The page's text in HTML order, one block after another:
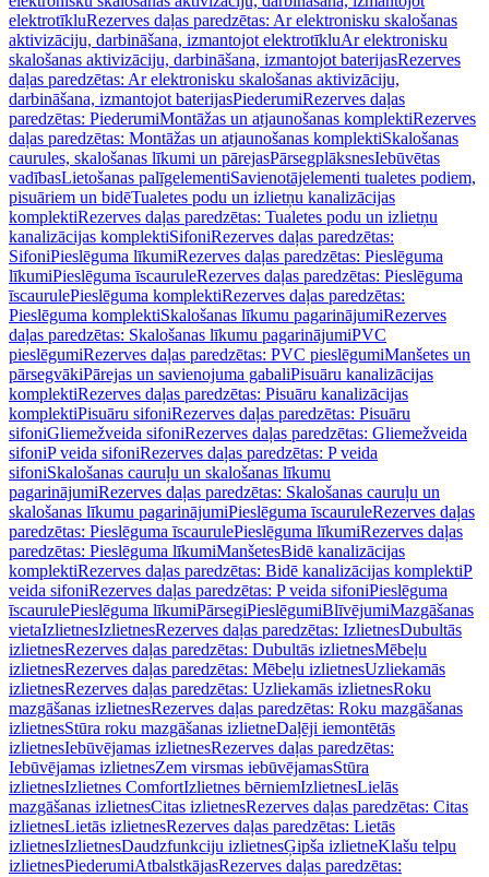
elektrotīkluRezerves daļas paredzētas: Ar elektronisku skalošanas
aktivizāciju, darbināšana, izmantojot elektrotīkluAr elektronisku
skalošanas aktivizāciju, darbināšana, izmantojot baterijasRezerves
daļas paredzētas: Ar elektronisku skalošanas aktivizāciju,
darbināšana, izmantojot baterijasPiederumiRezerves daļas
paredzētas: PiederumiMontāžas un atjaunošanas komplektiRezerves
daļas paredzētas: Montāžas un atjaunošanas komplektiSkalošanas
caurules, skalošanas līkumi un pārejasPārsegplāksnesIebūvētas
vadībasLietošanas palīgelementiSavienotājelementi tualetes podiem,
pisuāriem un bidēTualetes podu un izlietņu kanalizācijas
komplektiRezerves daļas paredzētas: Tualetes podu un izlietņu
kanalizācijas komplektiSifoniRezerves daļas paredzētas:
SifoniPieslēguma līkumiRezerves daļas paredzētas: Pieslēguma
līkumiPieslēguma īscauruleRezerves daļas paredzētas: Pieslēguma
īscaurulePieslēguma komplektiRezerves daļas paredzētas:
Pieslēguma komplektiSkalošanas līkumu pagarinājumiRezerves
daļas paredzētas: Skalošanas līkumu pagarinājumiPVC
pieslēgumiRezerves daļas paredzētas: PVC pieslēgumiManšetes un
pārsegvākiPārejas un savienojuma gabaliPisuāru kanalizācijas
komplektiRezerves daļas paredzētas: Pisuāru kanalizācijas
komplektiPisuāru sifoniRezerves daļas paredzētas: Pisuāru
sifoniGliemežveida sifoniRezerves daļas paredzētas: Gliemežveida
sifoniP veida sifoniRezerves daļas paredzētas: P veida
sifoniSkalošanas cauruļu un skalošanas līkumu
pagarinājumiRezerves daļas paredzētas: Skalošanas cauruļu un
skalošanas līkumu pagarinājumiPieslēguma īscauruleRezerves daļas
paredzētas: Pieslēguma īscaurulePieslēguma līkumiRezerves daļas
paredzētas: Pieslēguma līkumiManšetesBidē kanalizācijas
komplektiRezerves daļas paredzētas: Bidē kanalizācijas komplektiP
veida sifoniRezerves daļas paredzētas: P veida sifoniPieslēguma
īscaurulePieslēguma līkumiPārsegiPieslēgumiBlīvējumiMazgāšanas
vietaIzlietnesIzlietnesRezerves daļas paredzētas: IzlietnesDubultās
izlietnesRezerves daļas paredzētas: Dubultās izlietnesMēbeļu
izlietnesRezerves daļas paredzētas: Mēbeļu izlietnesUzliekamās
izlietnesRezerves daļas paredzētas: Uzliekamās izlietnesRoku
mazgāšanas izlietnesRezerves daļas paredzētas: Roku mazgāšanas
izlietnesStūra roku mazgāšanas izlietneDaļēji iemontētās
izlietnesIebūvējamas izlietnesRezerves daļas paredzētas:
Iebūvējamas izlietnesZem virsmas iebūvējamasStūra
izlietnesIzlietnes ComfortIzlietnes bērniemIzlietnesLielās
mazgāšanas izlietnesCitas izlietnesRezerves daļas paredzētas: Citas
izlietnesLietās izlietnesRezerves daļas paredzētas: Lietās
izlietnesIzlietnesDaudzfunkciju izlietnesĢipša izlietneKlašu telpu
izlietnesPiederumiAtbalstkājasRezerves daļas paredzētas: